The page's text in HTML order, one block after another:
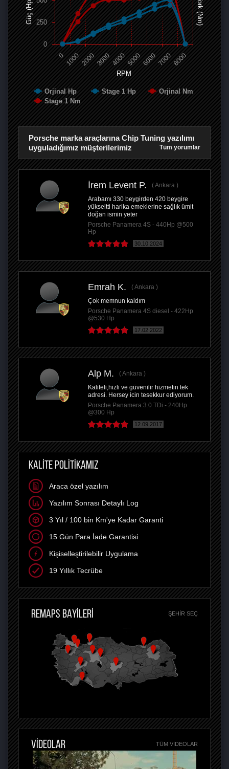
RPM
Güç (Hp) Tork (Nm)
Orjinal Hp Stage 1 Hp
Orjinal Nm
Stage 1 Nm
0 100020003000 40005000600070008000
0
250
Porsche marka araçlarına Chip Tuning yazılımı
uyguladığımız müşterilerimiz
Tüm yorumlar
İrem Levent P.
Ankara
Arabamı 330 beygirden 420 beygire
yükseltti harika emeklerine sağlık ümit
doğan ismin yeter
Porsche Panamera 4S - 440Hp @500
Hp
30.10.2024
Emrah K.
Ankara
Çok memnun kaldım
Porsche Panamera 4S diesel - 422Hp
@530 Hp
17.02.2022
Alp M.
Ankara
Kaliteli,hizli ve güvenilir hizmetin tek
adresi. Hersey icin tesekkur ediyorum.
Porsche Panamera 3.0 TDi - 240Hp
@300 Hp
12.09.2017
KALİTE POLİTİKAMIZ
Araca özel yazılım
Yazılım Sonrası Detaylı Log
3 Yıl / 100 bin Km'ye Kadar Garanti
15 Gün Para İade Garantisi
Kişiselleştirilebilir Uygulama
19 Yıllık Tecrübe
REMAPS BAYİLERİ ŞEHIR SEÇ
VİDEOLAR TÜM VIDEOLAR